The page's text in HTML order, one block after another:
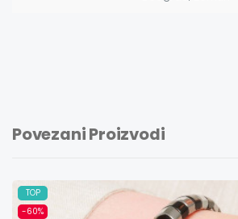
Povezani Proizvodi
TOP
-60%